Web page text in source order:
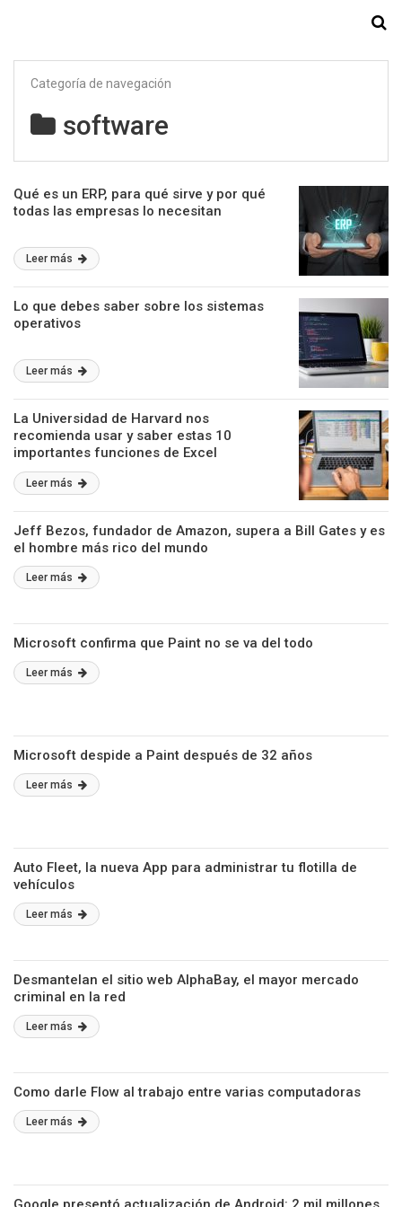
Categoría de navegación
software
Qué es un ERP, para qué sirve y por qué
todas las empresas lo necesitan
Leer más
Lo que debes saber sobre los sistemas
operativos
Leer más
La Universidad de Harvard nos
recomienda usar y saber estas 10
importantes funciones de Excel
Leer más
Jeff Bezos, fundador de Amazon, supera a Bill Gates y es
el hombre más rico del mundo
Leer más
Microsoft confirma que Paint no se va del todo
Leer más
Microsoft despide a Paint después de 32 años
Leer más
Auto Fleet, la nueva App para administrar tu flotilla de
vehículos
Leer más
Desmantelan el sitio web AlphaBay, el mayor mercado
criminal en la red
Leer más
Como darle Flow al trabajo entre varias computadoras
Leer más